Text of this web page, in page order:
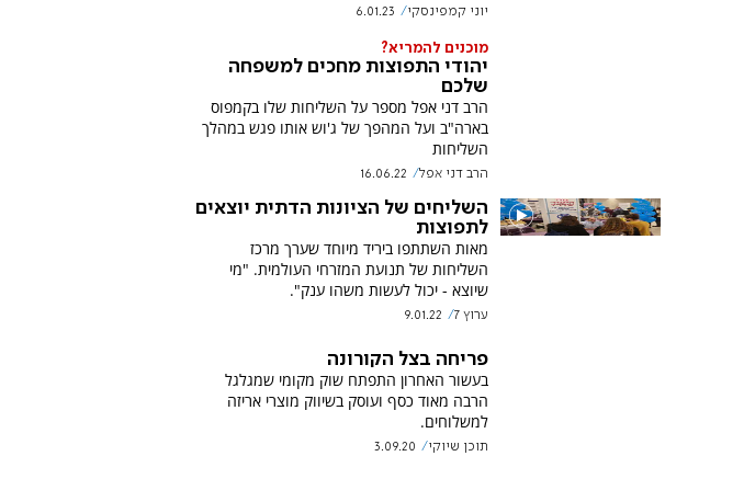
יוני קמפינסקי 6.01.23
מוכנים להמריא?
יהודי התפוצות מחכים למשפחה
שלכם
הרב דני אפל מספר על השליחות שלו בקמפוס
בארה"ב ועל המהפך של ג'וש אותו פגש במהלך
השליחות
הרב דני אפל 16.06.22
השליחים של הציונות הדתית יוצאים
לתפוצות
מאות השתתפו ביריד מיוחד שערך מרכז
השליחות של תנועת המזרחי העולמית. "מי
שיוצא - יכול לעשות משהו ענק".
ערוץ 7 9.01.22
פריחה בצל הקורונה
בעשור האחרון התפתח שוק מקומי שמגלגל
הרבה מאוד כסף ועוסק בשיווק מוצרי אריזה
למשלוחים.
תוכן שיוקי 3.09.20